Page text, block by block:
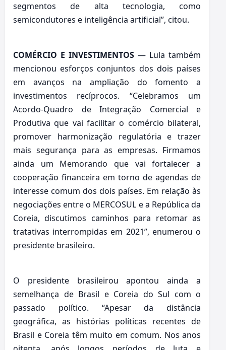
segmentos de alta tecnologia, como
semicondutores e inteligência artificial”, citou.
COMÉRCIO E INVESTIMENTOS — Lula também
mencionou esforços conjuntos dos dois países
em avanços na ampliação do fomento a
investimentos recíprocos. “Celebramos um
Acordo-Quadro de Integração Comercial e
Produtiva que vai facilitar o comércio bilateral,
promover harmonização regulatória e trazer
mais segurança para as empresas. Firmamos
ainda um Memorando que vai fortalecer a
cooperação financeira em torno de agendas de
interesse comum dos dois países. Em relação às
negociações entre o MERCOSUL e a República da
Coreia, discutimos caminhos para retomar as
tratativas interrompidas em 2021”, enumerou o
presidente brasileiro.
O presidente brasileirou apontou ainda a
semelhança de Brasil e Coreia do Sul com o
passado político. “Apesar da distância
geográfica, as histórias políticas recentes de
Brasil e Coreia têm muito em comum. Nos anos